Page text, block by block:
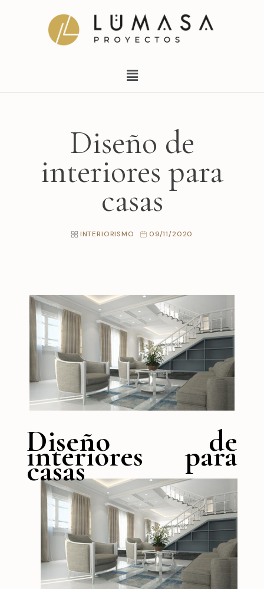
Menú
Diseño de
interiores para
casas
INTERIORISMO 09/11/2020
Diseño de
interiores para
casas